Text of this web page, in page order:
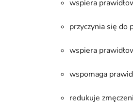
wspiera
przyczynia się do
wspiera
wspomaga
redukuje